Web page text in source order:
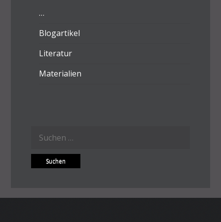
…
Blogartikel
Literatur
Materialien
nach: